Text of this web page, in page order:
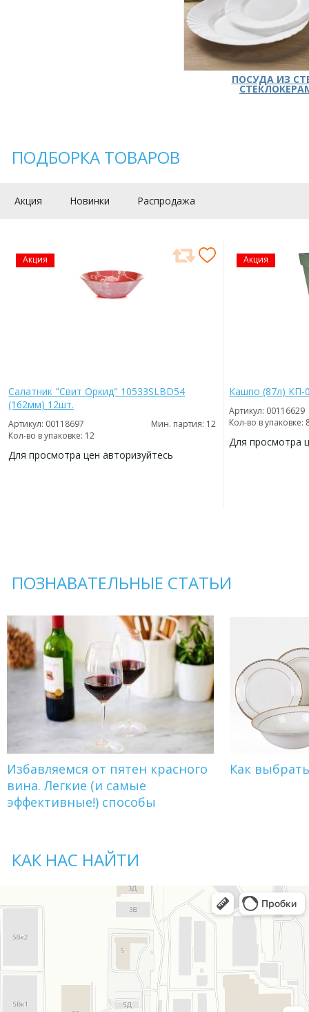
ПОСУДА ИЗ
ПОДБОРКА ТОВАРОВ
Акция Новинки Распродажа
Акция
Салатник "Свит Оркид" 10533SLBD54
(162мм) 12шт.
Артикул: 00118697
Мин. партия: 12
Кол-во в упаковке: 12
Для просмотра цен авторизуйтесь
Акция
Кашпо (87л) КП-
Артикул: 00116629
Кол-во в упаковке:
Для просмотра
ПОЗНАВАТЕЛЬНЫЕ СТАТЬИ
Избавляемся от пятен красного
вина. Легкие (и самые
эффективные!) способы
Как
КАК НАС НАЙТИ